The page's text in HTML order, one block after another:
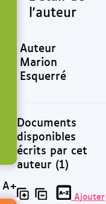
l'auteur
Auteur
Marion
Esquerré
Documents
disponibles
écrits par cet
auteur (1)
Ajouter
A+